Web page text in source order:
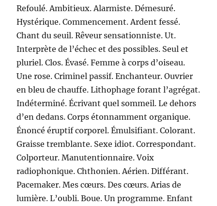
Refoulé. Ambitieux. Alarmiste. Démesuré.
Hystérique. Commencement. Ardent fessé.
Chant du seuil. Rêveur sensationniste. Ut.
Interprète de l’échec et des possibles. Seul et
pluriel. Clos. Évasé. Femme à corps d’oiseau.
Une rose. Criminel passif. Enchanteur. Ouvrier
en bleu de chauffe. Lithophage forant l’agrégat.
Indéterminé. Écrivant quel sommeil. Le dehors
d’en dedans. Corps étonnamment organique.
Énoncé éruptif corporel. Émulsifiant. Colorant.
Graisse tremblante. Sexe idiot. Correspondant.
Colporteur. Manutentionnaire. Voix
radiophonique. Chthonien. Aérien. Différant.
Pacemaker. Mes cœurs. Des cœurs. Arias de
lumière. L’oubli. Boue. Un programme. Enfant